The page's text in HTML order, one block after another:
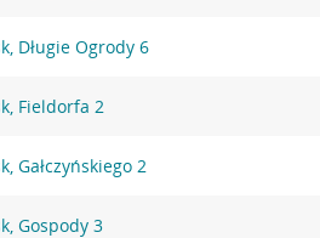
Długie Ogrody 6
Fieldorfa 2
Gałczyńskiego 2
Gospody 3